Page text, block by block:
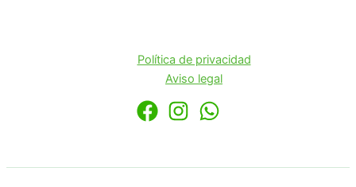
Política de privacidad
Aviso legal